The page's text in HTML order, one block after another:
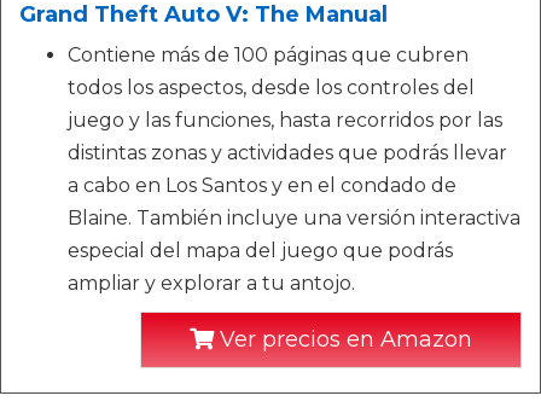
Grand Theft Auto V: The Manual
Contiene más de 100 páginas que cubren
todos los aspectos, desde los controles del
juego y las funciones, hasta recorridos por las
distintas zonas y actividades que podrás llevar
a cabo en Los Santos y en el condado de
Blaine. También incluye una versión interactiva
especial del mapa del juego que podrás
ampliar y explorar a tu antojo.
Ver precios en Amazon